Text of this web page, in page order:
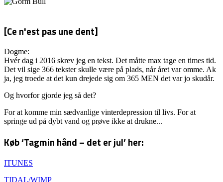
[Ce n'est pas une dent]
Dogme:
Hvér dag i 2016 skrev jeg en tekst. Det måtte max tage en times tid.
Det vil sige 366 tekster skulle være på plads, når året var omme. Ak
ja, jeg troede at det kun drejede sig om 365 MEN det var jo skudår.
Og hvorfor gjorde jeg så det?
For at komme min sædvanlige vinterdepression til livs. For at
springe ud på dybt vand og prøve ikke at drukne...
Køb ‘Tagmin hånd – det er jul’ her:
ITUNES
TIDAL/WIMP